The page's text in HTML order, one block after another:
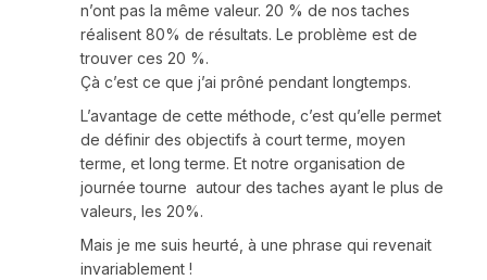
n’ont pas la même valeur. 20 % de nos taches
réalisent 80% de résultats. Le problème est de
trouver ces 20 %.
Çà c’est ce que j’ai prôné pendant longtemps.
L’avantage de cette méthode, c’est qu’elle permet
de définir des objectifs à court terme, moyen
terme, et long terme. Et notre organisation de
journée tourne autour des taches ayant le plus de
valeurs, les 20%.
Mais je me suis heurté, à une phrase qui revenait
invariablement !